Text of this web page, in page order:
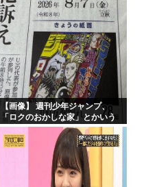
【画像】 週刊少年ジャンプ、
「ロクのおかしな家」とかいう
微妙な漫画を巻頭カラーにした
せいで100万部切る